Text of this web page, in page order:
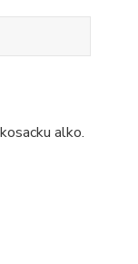
alko.